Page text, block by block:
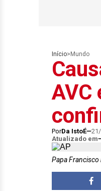
Início> Mundo
AVC
PorDa IstoÉ
Atualizado em
Papa Francisco